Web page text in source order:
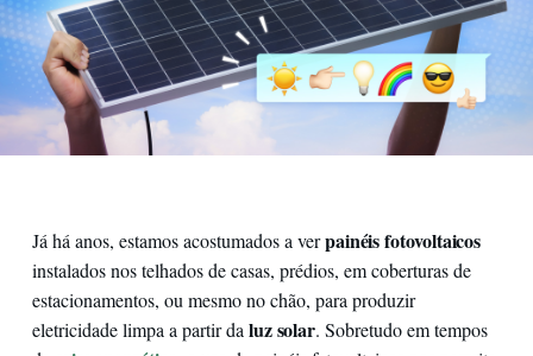
Já há anos, estamos acostumados a verpainéis fotovoltaicos
instalados nos telhados de casas, prédios, em coberturas de
estacionamentos, ou mesmo no chão, para produzir
eletricidade limpa a partir da luz solar. Sobretudo em tempos